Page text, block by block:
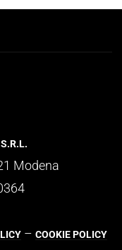
Modena
– COOKIE POLICY